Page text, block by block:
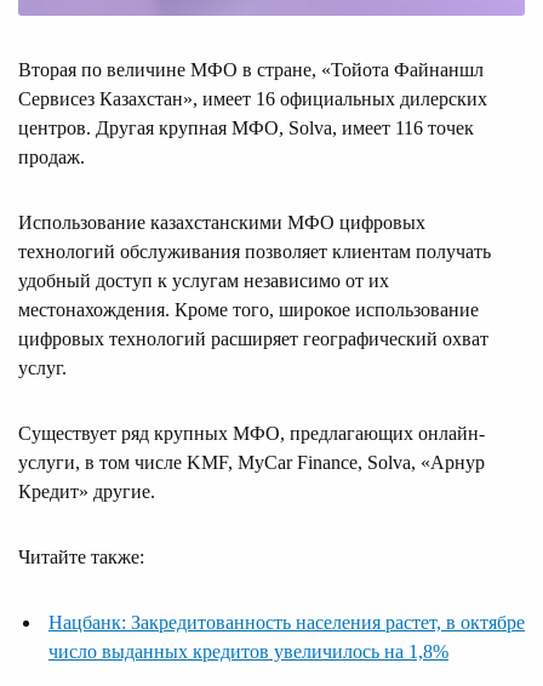
Вторая по величине МФО в стране, «Тойота Файнаншл
Сервисез Казахстан», имеет 16 официальных дилерских
центров. Другая крупная МФО, Solva, имеет 116 точек
продаж.
Использование казахстанскими МФО цифровых
технологий обслуживания позволяет клиентам получать
удобный доступ к услугам независимо от их
местонахождения. Кроме того, широкое использование
цифровых технологий расширяет географический охват
услуг.
Существует ряд крупных МФО, предлагающих онлайн-
услуги, в том числе KMF, MyCar Finance, Solva, «Арнур
Кредит» другие.
Читайте также:
Нацбанк: Закредитованность населения растет, в октябре
число выданных кредитов увеличилось на 1,8%